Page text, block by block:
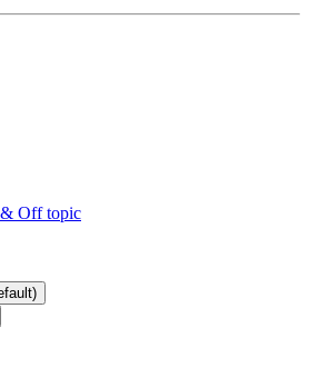
Off topic